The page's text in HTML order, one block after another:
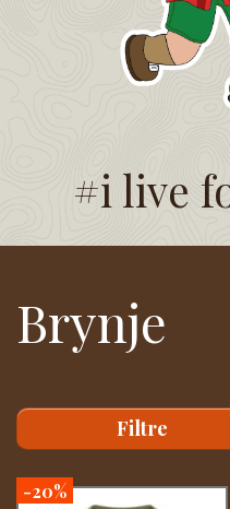
#i live
Brynje
Filtre
-20%